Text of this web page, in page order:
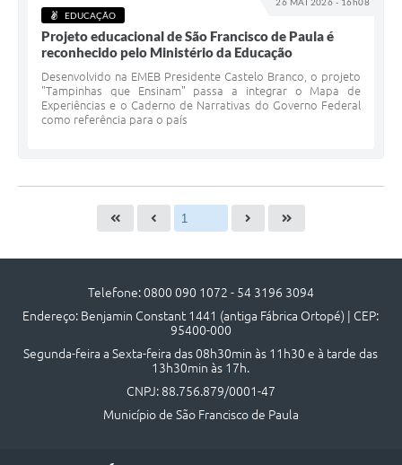
EDUCAÇÃO
Projeto educacional de São Francisco de Paula é
reconhecido pelo Ministério da Educação
Desenvolvido na EMEB Presidente Castelo Branco, o projeto
"Tampinhas que Ensinam" passa a integrar o Mapa de
Experiências e o Caderno de Narrativas do Governo Federal
como referência para o país
Telefone: 0800 090 1072 - 54 3196 3094
Endereço: Benjamin Constant 1441 (antiga Fábrica Ortopé) | CEP:
95400-000
Segunda-feira a Sexta-feira das 08h30min às 11h30 e à tarde das
13h30min às 17h.
CNPJ: 88.756.879/0001-47
Município de São Francisco de Paula